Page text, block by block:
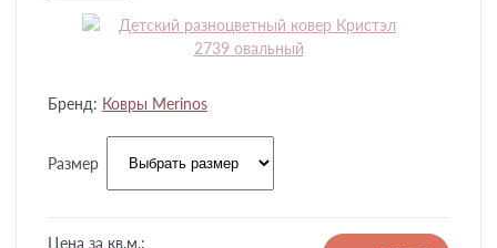
Бренд: Ковры Merinos
Размер
Цена за кв.м.: